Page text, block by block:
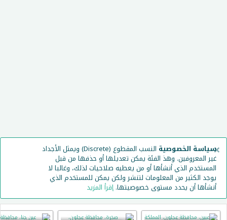
سياسة الخصوصية النسب المقطوع (Discrete) ويمثل الأجداد
غير المعروفين. وهذ الفئة يمكن تعديلها أو حذفها من قبل
المستخدم الذي أنشأها أو من يعطيه صلاحيات لذلك، وغالبا لا
يوجد الكثير من المعلومات لتنشر ولكن يمكن للمستخدم الذي
أنشأها أن يحدد مستوى خصوصيتها.إقرأ المزيد
×